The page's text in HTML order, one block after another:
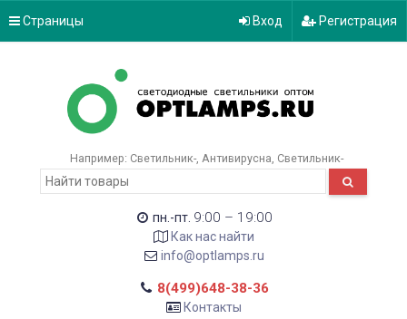
Страницы Вход Регистрация
Например: Светильник- Антивирусна Светильник-
пн.-пт. 9:00 – 19:00
Как нас найти
info@optlamps.ru
8(499)648-38-36
Контакты